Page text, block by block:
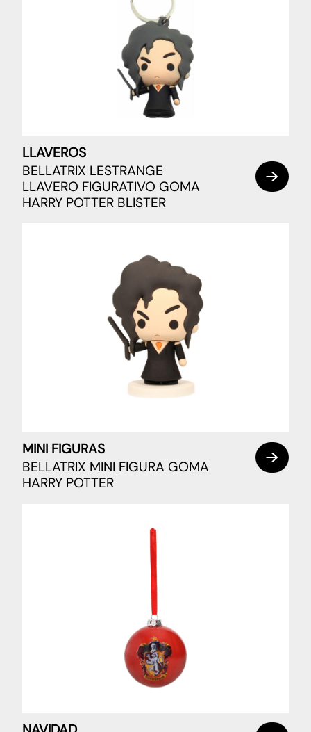
LLAVEROS
BELLATRIX LESTRANGE
LLAVERO FIGURATIVO GOMA
HARRY POTTER BLISTER
MINI FIGURAS
BELLATRIX MINI FIGURA GOMA
HARRY POTTER